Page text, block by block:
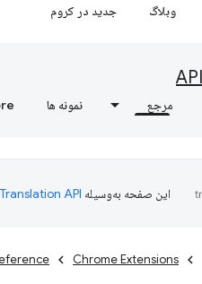
وبلاگ جدید در کروم
API
مرجع نمونه ها
این صفحه به‌وسیله
Chrome Extensions